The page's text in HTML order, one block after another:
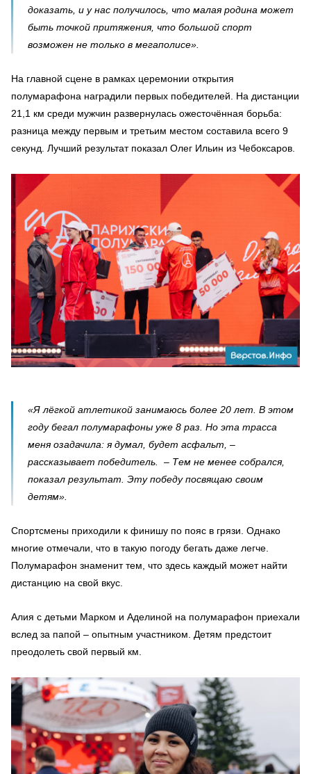
доказать, и у нас получилось, что малая родина может
быть точкой притяжения, что большой спорт
возможен не только в мегаполисе».
На главной сцене в рамках церемонии открытия
полумарафона наградили первых победителей. На дистанции
21,1 км среди мужчин развернулась ожесточённая борьба:
разница между первым и третьим местом составила всего 9
секунд. Лучший результат показал Олег Ильин из Чебоксаров.
«Я лёгкой атлетикой занимаюсь более 20 лет. В этом
году бегал полумарафоны уже 8 раз. Но эта трасса
меня озадачила: я думал, будет асфальт, –
рассказывает победитель. – Тем не менее собрался,
показал результат. Эту победу посвящаю своим
детям».
Спортсмены приходили к финишу по пояс в грязи. Однако
многие отмечали, что в такую погоду бегать даже легче.
Полумарафон знаменит тем, что здесь каждый может найти
дистанцию на свой вкус.
Алия с детьми Марком и Аделиной на полумарафон приехали
вслед за папой – опытным участником. Детям предстоит
преодолеть свой первый км.